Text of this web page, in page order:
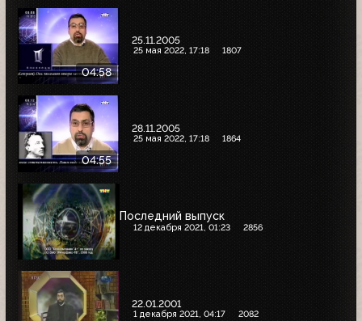
04:58
25.11.2005
25 мая 2022, 17:18 1807
04:55
28.11.2005
25 мая 2022, 17:18 1864
Последний выпуск
12 декабря 2021, 01:23 2856
22.01.2001
1 декабря 2021, 04:17 2082